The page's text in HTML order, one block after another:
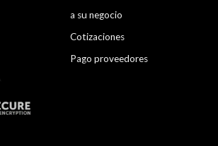
a su negocio
Cotizaciones
Pago proveedores